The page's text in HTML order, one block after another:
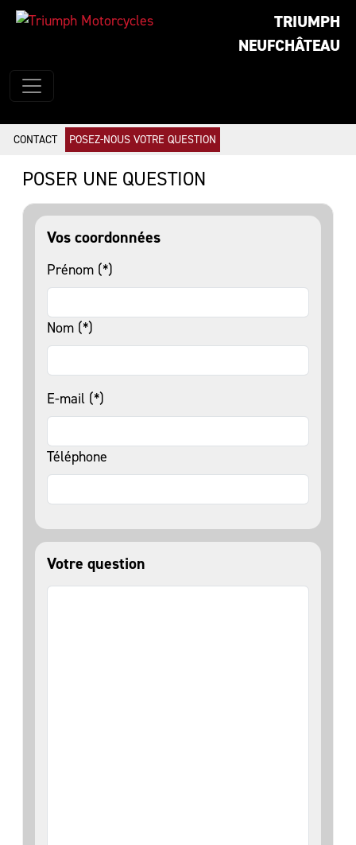
TRIUMPH
NEUFCHÂTEAU
CONTACT POSEZ-NOUS VOTRE QUESTION
POSER UNE QUESTION
Vos coordonnées
Prénom (*)
Nom (*)
E-mail (*)
Téléphone
Votre question